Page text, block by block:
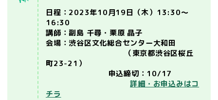
日程：2023年10月19日（木）13:30～
16:30
講師：副島 千尋・栗原 晶子
​会場：渋谷区文化総合センター大和田
（東京都渋谷区桜丘
町23-21）
申込締切：10/17
詳細・お申込みはコ
チラ